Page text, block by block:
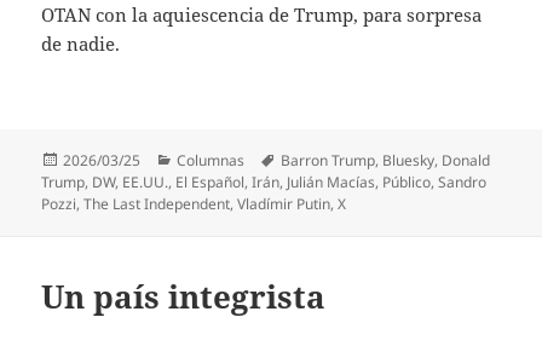
OTAN con la aquiescencia de Trump, para sorpresa
de nadie.
Publicado
el
2026/03/25 Categorías
Columnas Etiquetas
Barron Trump, Bluesky, Donald
Trump, DW, EE.UU., El Español,Irán, Julián Macías, Público,Sandro
Pozzi,The Last Independent,Vladímir Putin,X
Un país integrista